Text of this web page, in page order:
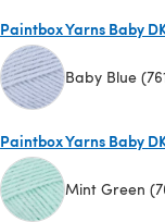
Paintbox Yarns Baby
Baby Blue
Paintbox Yarns Baby
Mint Green